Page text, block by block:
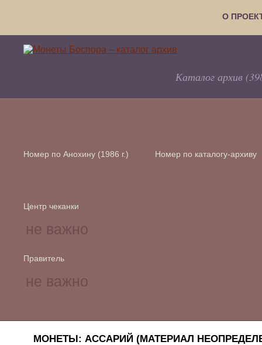
О
Каталог архив
Номер по Анохину (1986 г.) Номер по каталогу-архиву
Центр чеканки
Правитель
МОНЕТЫ: АССАРИЙ (МАТЕРИАЛ